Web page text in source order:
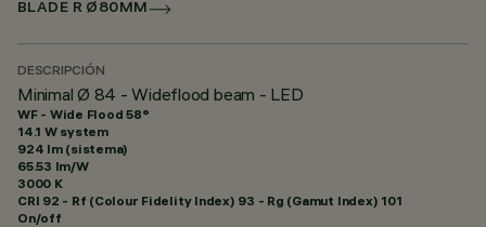
BLADE R Ø80MM
DESCRIPCIÓN
Minimal Ø 84 - Wideflood beam - LED
WF - Wide Flood 58°
14.1 W system
924 lm (sistema)
65.53 lm/W
3000 K
CRI 92 - Rf (Colour Fidelity Index) 93 - Rg (Gamut Index) 101
On/off